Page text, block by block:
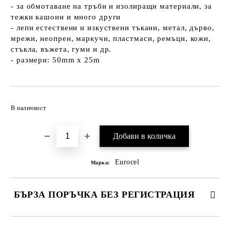
- за обмотаване на тръби и изолиращи материали, за
тежки кашони и много други
- лепи естествени и изкуствени тъкани, метал, дърво,
мрежи, неопрен, маркучи, пластмаси, ремъци, кожи,
стъкла, въжета, гуми и др.
- размери: 50mm x 25m
В наличност
Марка: Eurocel
БЪРЗА ПОРЪЧКА БЕЗ РЕГИСТРАЦИЯ